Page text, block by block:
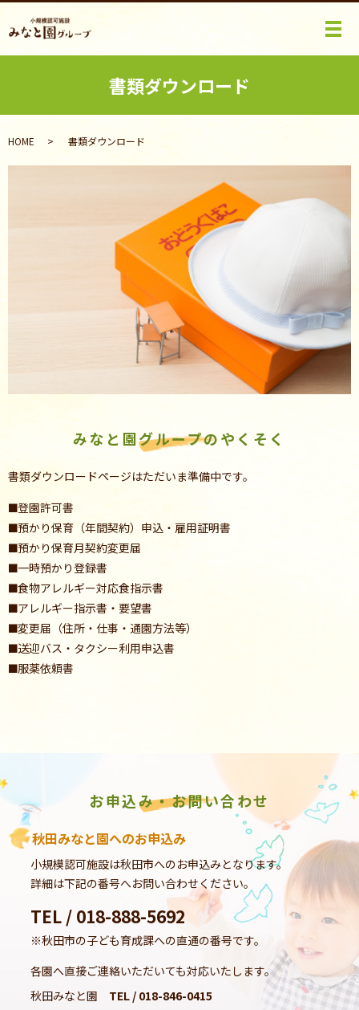
メ
書類ダウンロード
HOME 書類ダウンロード
みなと園グループのやくそく
書類ダウンロードページはただいま準備中です。
登園許可書
預かり保育（年間契約）申込・雇用証明書
預かり保育月契約変更届
一時預かり登録書
食物アレルギー対応食指示書
アレルギー指示書・要望書
変更届（住所・仕事・通園方法等）
送迎バス・タクシー利用申込書
服薬依頼書
お申込み・お問い合わせ
秋田みなと園へのお申込み
小規模認可施設は秋田市へのお申込みとなります。
詳細は下記の番号へお問い合わせください。
TEL / 018-888-5692
※秋田市の子ども育成課への直通の番号です。
各園へ直接ご連絡いただいても対応いたします。
秋田みなと園 TEL / 018-846-0415